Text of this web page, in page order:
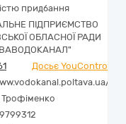
придбання
ПІДПРИЄМСТВО
ОБЛАСНОЇ РАДИ
Досьє YouControl
Трофіменко